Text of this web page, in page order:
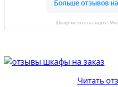
Шкаф мечты на карте
Читать